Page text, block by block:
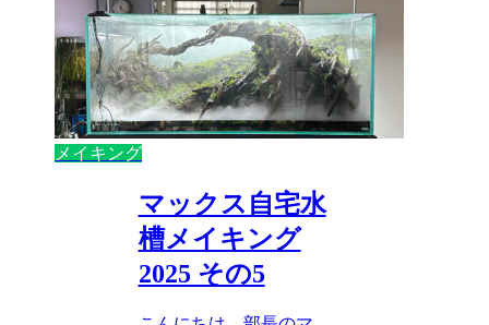
メイキング
マックス自宅水
槽メイキング
2025 その5